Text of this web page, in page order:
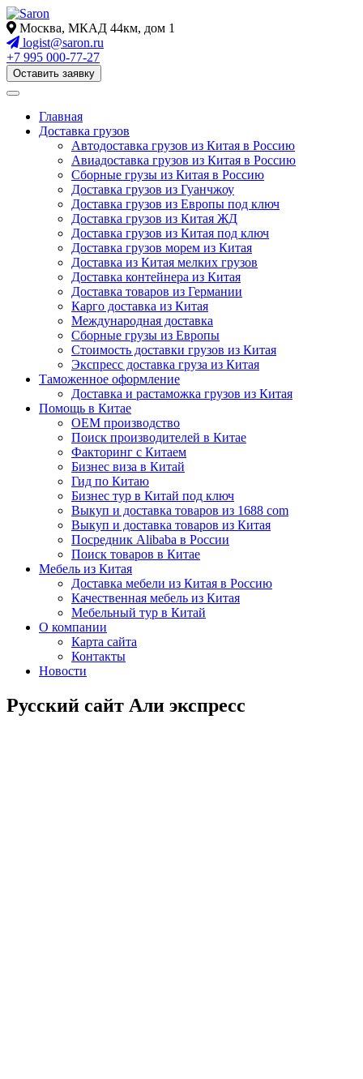
Москва, МКАД 44км, дом 1
logist@saron.ru
+7 995 000-77-27
Оставить заявку
Главная
Доставка грузов
Автодоставка грузов из Китая в Россию
Авиадоставка грузов из Китая в Россию
Сборные грузы из Китая в Россию
Доставка грузов из Гуанчжоу
Доставка грузов из Европы под ключ
Доставка грузов из Китая ЖД
Доставка грузов из Китая под ключ
Доставка грузов морем из Китая
Доставка из Китая мелких грузов
Доставка контейнера из Китая
Доставка товаров из Германии
Карго доставка из Китая
Международная доставка
Сборные грузы из Европы
Стоимость доставки грузов из Китая
Экспресс доставка груза из Китая
Таможенное оформление
Доставка и растаможка грузов из Китая
Помощь в Китае
OEM производство
Поиск производителей в Китае
Факторинг с Китаем
Бизнес виза в Китай
Гид по Китаю
Бизнес тур в Китай под ключ
Выкуп и доставка товаров из 1688 com
Выкуп и доставка товаров из Китая
Посредник Alibaba в России
Поиск товаров в Китае
Мебель из Китая
Доставка мебели из Китая в Россию
Качественная мебель из Китая
Мебельный тур в Китай
О компании
Карта сайта
Контакты
Новости
Русский сайт Али экспресс